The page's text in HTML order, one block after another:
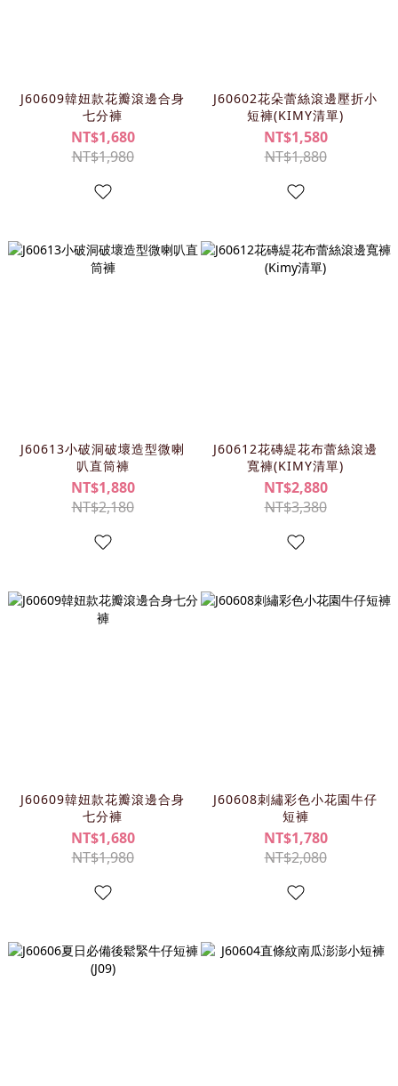
J60609韓妞款花瓣滾邊合身
七分褲
NT$1,680
NT$1,980
J60602花朵蕾絲滾邊壓折小
短褲(KIMY清單)
NT$1,580
NT$1,880
J60613小破洞破壞造型微喇
叭直筒褲
NT$1,880
NT$2,180
J60612花磚緹花布蕾絲滾邊
寬褲(KIMY清單)
NT$2,880
NT$3,380
J60609韓妞款花瓣滾邊合身
七分褲
NT$1,680
NT$1,980
J60608刺繡彩色小花園牛仔
短褲
NT$1,780
NT$2,080